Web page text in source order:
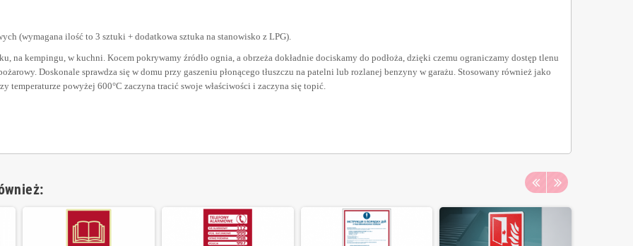
(wymagana ilość to 3 sztuki + dodatkowa sztuka na stanowisko z LPG).
na kempingu, w kuchni. Kocem pokrywamy źródło ognia, a obrzeża dokładnie dociskamy do podłoża, dzięki czemu ograniczamy dostęp tlenu
Doskonale sprawdza się w domu przy gaszeniu płonącego tłuszczu na patelni lub rozlanej benzyny w garażu. Stosowany również jako
temperaturze powyżej 600°C zaczyna tracić swoje właściwości i zaczyna się topić.